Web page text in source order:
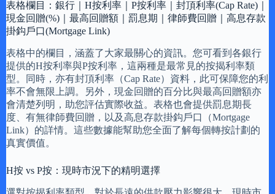
表格欄目：銀行｜H按利率｜P按利率｜封頂利率(Cap Rate)｜
現金回贈(%)｜最高回贈額｜罰息期｜律師費回贈｜高息存款
掛鈎戶口(Mortgage Link)
表格中的欄目，涵蓋了大家最關心的資訊。您可看到各銀行
提供的H按利率與P按利率，這兩種是最常見的按揭利率類
型。同時，亦有封頂利率（Cap Rate）資料，此可保障您的利
率不會無限上調。另外，現金回贈的百分比與最高回贈額亦
會清楚列明，助您評估實際收益。表格也會提供罰息期長
度、有無律師費回贈，以及高息存款掛鈎戶口（Mortgage
Link）的詳情。這些數據能幫助您全面了解每個轉按計劃的
真實價值。
H按 vs P按：現時市況下的精明選擇